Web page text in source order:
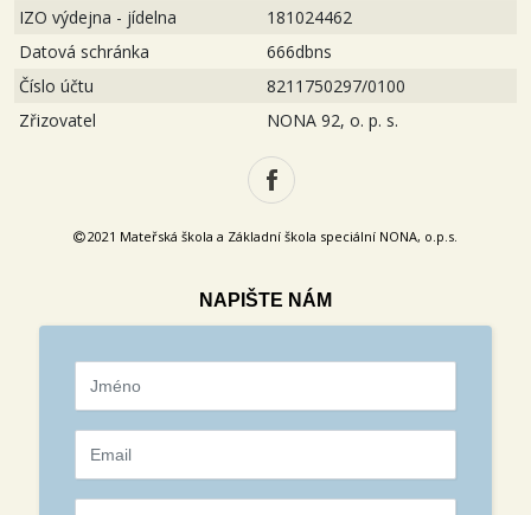
IZO výdejna - jídelna
181024462
Datová schránka
666dbns
Číslo účtu
8211750297/0100
Zřizovatel
NONA 92, o. p. s.
2021 Mateřská škola a Základní škola speciální NONA, o.p.s.
NAPIŠTE NÁM